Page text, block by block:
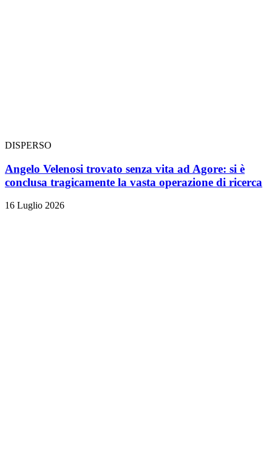
DISPERSO
Angelo Velenosi trovato senza vita ad Agore: si è
conclusa tragicamente la vasta operazione di ricerca
16 Luglio 2026